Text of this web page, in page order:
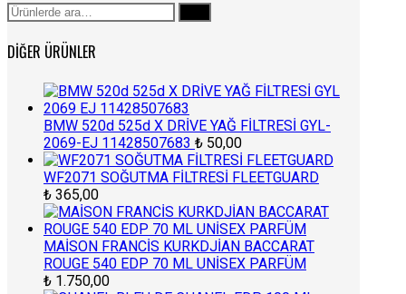
Ara:
DIĞER ÜRÜNLER
BMW 520d 525d X DRİVE YAĞ FİLTRESİ GYL-
2069-EJ 11428507683 ₺ 50,00
WF2071 SOĞUTMA FİLTRESİ FLEETGUARD
₺ 365,00
MAİSON FRANCİS KURKDJİAN BACCARAT
ROUGE 540 EDP 70 ML UNİSEX PARFÜM
₺ 1.750,00